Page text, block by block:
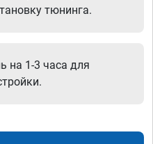
тюнинга.
на 1-3 часа для